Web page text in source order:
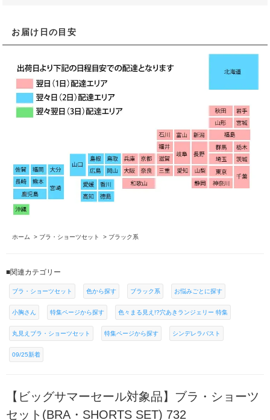
お届け日の目安
ホーム > ブラ・ショーツセット > ブラック系
■関連カテゴリー
ブラ・ショーツセット 色から探す ブラック系 お悩みごとに探す
小胸さん 特集ページから探す 色々まる見え!?穴あきランジェリー 特集
丸見えブラ・ショーツセット 特集ページから探す シンデレラバスト
09/25新着
【ビッグサマーセール対象品】ブラ・ショーツ
セット(BRA・SHORTS SET) 732